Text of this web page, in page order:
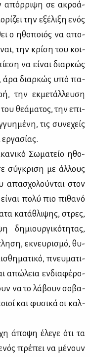
απόρ­ρι­ψη σε ακρο­ά­
την εξέ­λι­ξη ενός
ο ηθο­ποιός να απο­
την κρί­ση του κοι­
να εί­ναι διαρ­κώς
άρα διαρ­κώς υπό πα­
την εκ­με­τάλ­λευ­ση
θε­ά­μα­τος, την επι­
τις συ­νε­χείς
Σω­μα­τείο ηθο­
σύ­γκρι­ση με άλ­λους
απα­σχο­λού­νται στον
πο­λύ πιο πι­θα­νό
κα­τά­θλι­ψης, στρες,
δη­μιουρ­γι­κό­τη­τας,
εκνευ­ρι­σμό, θυ­
πνευ­μα­τι­
απώ­λεια εν­δια­φέ­ρο­
να το λά­βουν σο­βα­
και φυ­σι­κά οι καλ­
άπο­ψη έλε­γε ότι τα
πρέ­πει να μέ­νουν